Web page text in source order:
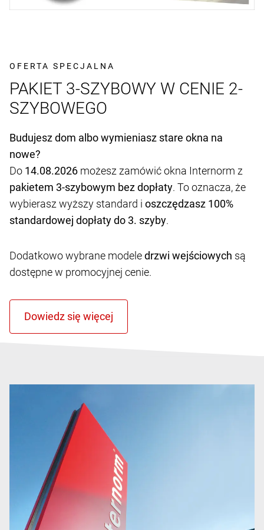
OFERTA SPECJALNA
PAKIET 3-SZYBOWY W CENIE 2-
SZYBOWEGO
Budujesz dom albo wymieniasz stare okna na
nowe?
Do 14.08.2026 możesz zamówić okna Internorm z
pakietem 3-szybowym bez dopłaty. To oznacza, że
wybierasz wyższy standard i oszczędzasz 100%
standardowej dopłaty do 3. szyby.
Dodatkowo wybrane modeledrzwi wejściowych są
dostępne w promocyjnej cenie.